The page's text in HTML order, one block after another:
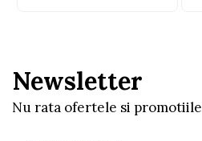
Newsletter
Nu rata ofertele si